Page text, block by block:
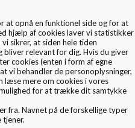
at opnå en funktionel side og for at
hjælp af cookies laver vi statistikker
sikrer, at siden hele tiden
relevant for dig. Hvis du giver
cookies (enten i form af egne
vi behandler de personoplysninger,
læse mere om cookies i vores
for at trække dit samtykke
fra. Navnet på de forskellige typer
0